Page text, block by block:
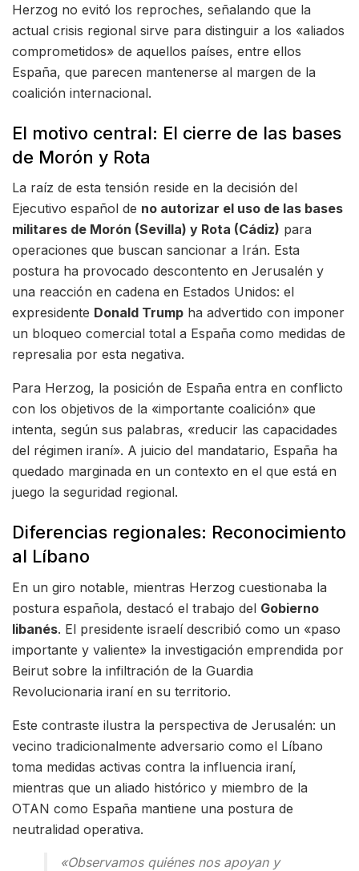
Herzog no evitó los reproches, señalando que la
actual crisis regional sirve para distinguir a los «aliados
comprometidos» de aquellos países, entre ellos
España, que parecen mantenerse al margen de la
coalición internacional.
El motivo central: El cierre de las bases
de Morón y Rota
La raíz de esta tensión reside en la decisión del
Ejecutivo español de no autorizar el uso de las bases
militares de Morón (Sevilla) y Rota (Cádiz) para
operaciones que buscan sancionar a Irán. Esta
postura ha provocado descontento en Jerusalén y
una reacción en cadena en Estados Unidos: el
expresidente Donald Trump ha advertido con imponer
un bloqueo comercial total a España como medidas de
represalia por esta negativa.
Para Herzog, la posición de España entra en conflicto
con los objetivos de la «importante coalición» que
intenta, según sus palabras, «reducir las capacidades
del régimen iraní». A juicio del mandatario, España ha
quedado marginada en un contexto en el que está en
juego la seguridad regional.
Diferencias regionales: Reconocimiento
al Líbano
En un giro notable, mientras Herzog cuestionaba la
postura española, destacó el trabajo del Gobierno
libanés. El presidente israelí describió como un «paso
importante y valiente» la investigación emprendida por
Beirut sobre la infiltración de la Guardia
Revolucionaria iraní en su territorio.
Este contraste ilustra la perspectiva de Jerusalén: un
vecino tradicionalmente adversario como el Líbano
toma medidas activas contra la influencia iraní,
mientras que un aliado histórico y miembro de la
OTAN como España mantiene una postura de
neutralidad operativa.
«Observamos quiénes nos apoyan y